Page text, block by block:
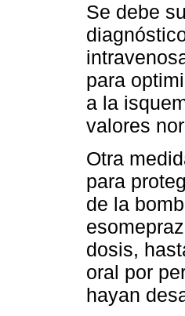
Se debe
para
a la
valores
Otra
para
de la
dosis,
oral por
hayan